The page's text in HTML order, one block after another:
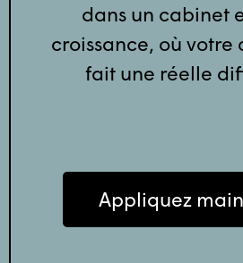
dans un cabinet
croissance, où
fait une réelle
Appliquez